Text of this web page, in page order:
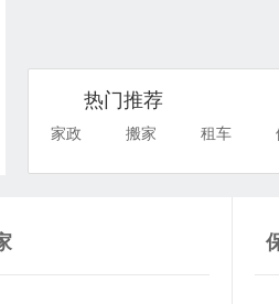
热门推荐
家政 搬家 租车